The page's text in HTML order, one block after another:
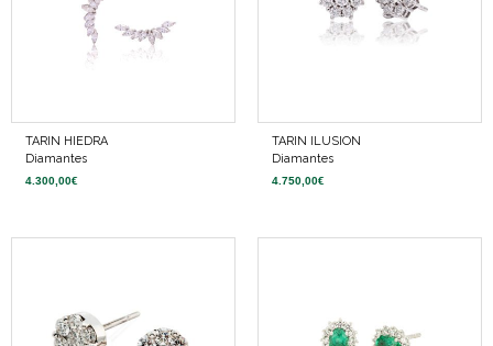
TARIN HIEDRA
Diamantes
4.300,00€
TARIN ILUSION
Diamantes
4.750,00€